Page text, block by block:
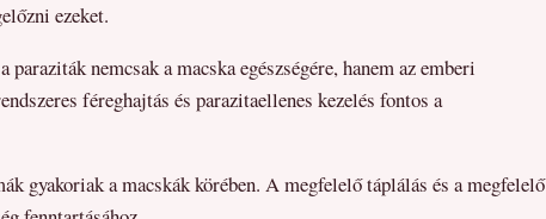
ezeket.
nemcsak a macska egészségére, hanem az emberi
féreghajtás és parazitaellenes kezelés fontos a
gyakoriak a macskák körében. A megfelelő táplálás és a megfelelő